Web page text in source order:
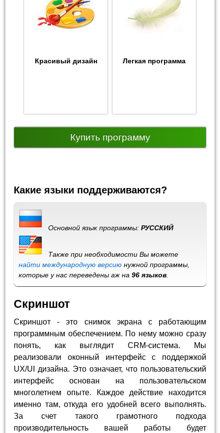
Красивый дизайн Легкая программа
Купить программу
Какие языки поддерживаются?
Основной язык программы:РУССКИЙ
Также при необходимости Вы можете
найти международную версию нужной программы,
которые у нас переведены аж на96 языков
Скриншот
Скриншот - это снимок экрана с работающим
программным обеспечением. По нему можно сразу
понять, как выглядит CRM-система. Мы
реализовали оконный интерфейс с поддержкой
UX/UI дизайна. Это означает, что пользовательский
интерфейс основан на пользовательском
многолетнем опыте. Каждое действие находится
именно там, откуда его удобней всего выполнять.
За счет такого грамотного подхода
производительность вашей работы будет